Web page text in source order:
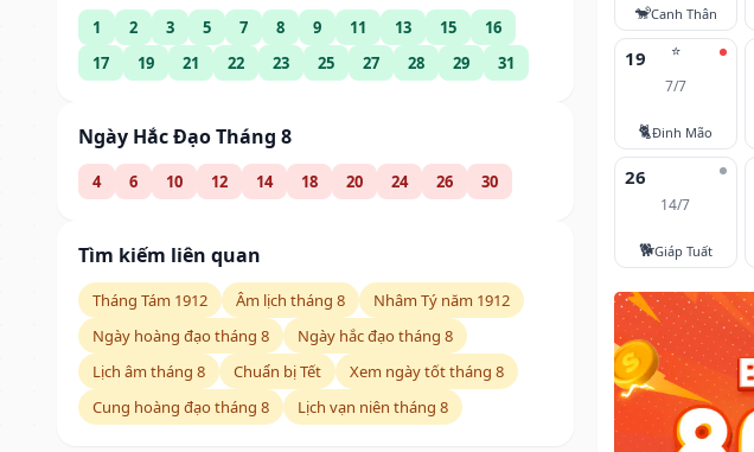
1 2 3 5 7 8 9 11 13 15
16
17
19 21 22 23 25 27 28 29 31
Ngày Hắc Đạo Tháng 8
4 6 10 12 14 18 20 24 26 30
Tìm kiếm liên quan
Tháng Tám 1912 Âm lịch tháng 8
Nhâm Tý năm 1912
Ngày hoàng đạo tháng 8
Ngày hắc đạo tháng 8
Lịch âm tháng 8
Chuẩn bị Tết
Xem ngày tốt tháng 8
Cung hoàng đạo tháng 8
Lịch vạn niên tháng 8
🐒Canh Thân
⭐
19
7/7
🐈Đinh Mão
26
14/7
🐕Giáp Tuất